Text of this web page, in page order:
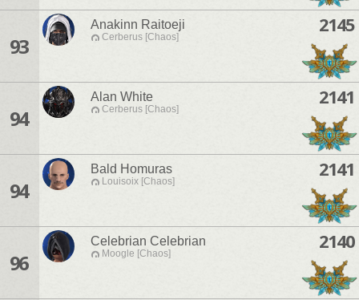
93
Anakinn Raitoeji
Cerberus [Chaos]
2145
94
Alan White
Cerberus [Chaos]
2141
94
Bald Homuras
Louisoix [Chaos]
2141
96
Celebrian Celebrian
Moogle [Chaos]
2140